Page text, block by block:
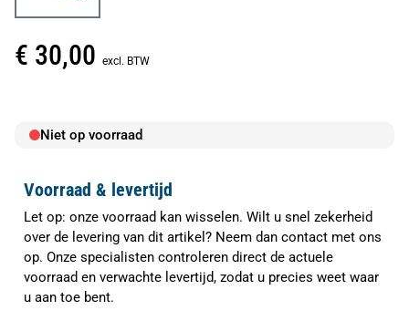
€ 30,00 excl. BTW
Niet op voorraad
Voorraad & levertijd
Let op: onze voorraad kan wisselen. Wilt u snel zekerheid
over de levering van dit artikel? Neem dan contact met ons
op. Onze specialisten controleren direct de actuele
voorraad en verwachte levertijd, zodat u precies weet waar
u aan toe bent.